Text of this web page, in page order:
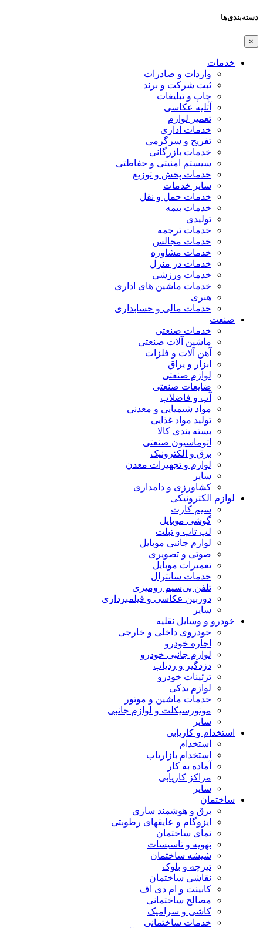
دسته‌بندی‌ها
×
خدمات
واردات و صادرات
ثبت شرکت و برند
چاپ و تبلیغات
آتلیه عکاسی
تعمیر لوازم
خدمات اداری
تفریح و سرگرمی
خدمات بازرگانی
سیستم امنیتی و حفاظتی
خدمات پخش و توزیع
سایر خدمات
خدمات حمل و نقل
خدمات بیمه
تولیدی
خدمات ترجمه
خدمات مجالس
خدمات مشاوره
خدمات در منزل
خدمات ورزشی
خدمات ماشین های اداری
هنری
خدمات مالی و حسابداری
صنعت
خدمات صنعتی
ماشین آلات صنعتی
آهن آلات و فلزات
ابزار و یراق
لوازم صنعتی
ضایعات صنعتی
آب و فاضلاب
مواد شیمیایی و معدنی
تولید مواد غذایی
بسته بندی کالا
اتوماسیون صنعتی
برق و الکترونیک
لوازم و تجهیزات معدن
سایر
کشاورزی و دامداری
لوازم الکترونیکی
سیم کارت
گوشی موبایل
لپ تاپ و تبلت
لوازم جانبی موبایل
صوتی و تصویری
تعمیرات موبایل
خدمات سانترال
تلفن بی‌سیم رومیزی
دوربین عکاسی و فیلمبرداری
سایر
خودرو و وسایل نقلیه
خودروی داخلی و خارجی
اجاره خودرو
لوازم جانبی خودرو
دزدگیر و ردیاب
تزئینات خودرو
لوازم یدکی
خدمات ماشین و موتور
موتورسیکلت و لوازم جانبی
سایر
استخدام و کاریابی
استخدام
استخدام بازاریاب
آماده به کار
مراکز کاریابی
سایر
ساختمان
برق و هوشمند سازی
ایزوگام و عایقهای رطوبتی
نمای ساختمان
تهویه و تاسیسات
شیشه ساختمان
تیرچه و بلوک
نقاشی ساختمان
کابینت و ام دی اف
مصالح ساختمانی
کاشی و سرامیک
خدمات ساختمانی